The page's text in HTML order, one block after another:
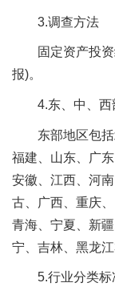
3.调查方法
固定资产投
报)。
4.东、中、
东部地区包
福建、山东、广
安徽、江西、河
古、广西、重庆
青海、宁夏、新
宁、吉林、黑龙江
5.行业分类标